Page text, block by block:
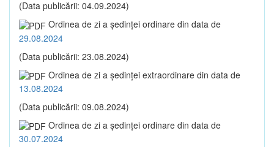
(Data publicării: 04.09.2024)
Ordinea de zi a şedinţei ordinare din data de
29.08.2024
(Data publicării: 23.08.2024)
Ordinea de zi a şedinţei extraordinare din data de
13.08.2024
(Data publicării: 09.08.2024)
Ordinea de zi a şedinţei ordinare din data de
30.07.2024